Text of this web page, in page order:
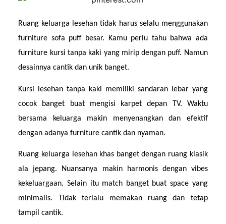
Ruang keluarga lesehan tidak harus selalu menggunakan
furniture sofa puff besar. Kamu perlu tahu bahwa ada
furniture kursi tanpa kaki yang mirip dengan puff. Namun
desainnya cantik dan unik banget.
Kursi lesehan tanpa kaki memiliki sandaran lebar yang
cocok banget buat mengisi karpet depan TV. Waktu
bersama keluarga makin menyenangkan dan efektif
dengan adanya furniture cantik dan nyaman.
Ruang keluarga lesehan khas banget dengan ruang klasik
ala jepang. Nuansanya makin harmonis dengan vibes
kekeluargaan. Selain itu match banget buat space yang
minimalis. Tidak terlalu memakan ruang dan tetap
tampil cantik.